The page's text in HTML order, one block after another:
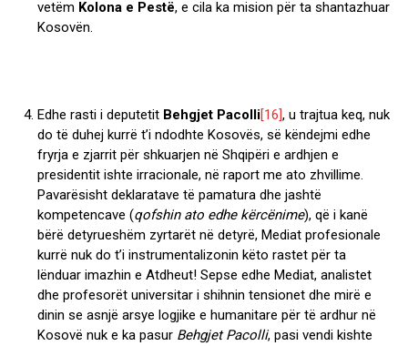
vetëm Kolona e Pestë, e cila ka mision për ta shantazhuar
Kosovën.
Edhe rasti i deputetit Behgjet Pacolli[16], u trajtua keq, nuk
do të duhej kurrë t’i ndodhte Kosovës, së këndejmi edhe
fryrja e zjarrit për shkuarjen në Shqipëri e ardhjen e
presidentit ishte irracionale, në raport me ato zhvillime.
Pavarësisht deklaratave të pamatura dhe jashtë
kompetencave (qofshin ato edhe kërcënime), që i kanë
bërë detyrueshëm zyrtarët në detyrë, Mediat profesionale
kurrë nuk do t’i instrumentalizonin këto rastet për ta
lënduar imazhin e Atdheut! Sepse edhe Mediat, analistet
dhe profesorët universitar i shihnin tensionet dhe mirë e
dinin se asnjë arsye logjike e humanitare për të ardhur në
Kosovë nuk e ka pasur Behgjet Pacolli, pasi vendi kishte